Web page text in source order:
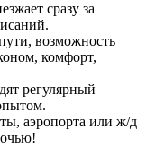
сразу за
возможность
комфорт,
регулярный
аэропорта или ж/д